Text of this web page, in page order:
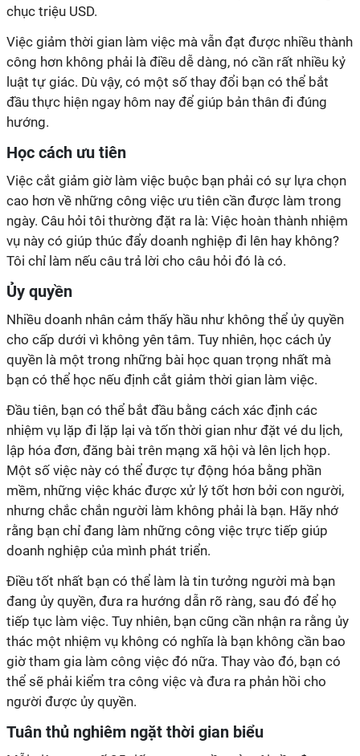
chục triệu USD.
Việc giảm thời gian làm việc mà vẫn đạt được nhiều thành
công hơn không phải là điều dễ dàng, nó cần rất nhiều kỷ
luật tự giác. Dù vậy, có một số thay đổi bạn có thể bắt
đầu thực hiện ngay hôm nay để giúp bản thân đi đúng
hướng.
Học cách ưu tiên
Việc cắt giảm giờ làm việc buộc bạn phải có sự lựa chọn
cao hơn về những công việc ưu tiên cần được làm trong
ngày. Câu hỏi tôi thường đặt ra là: Việc hoàn thành nhiệm
vụ này có giúp thúc đẩy doanh nghiệp đi lên hay không?
Tôi chỉ làm nếu câu trả lời cho câu hỏi đó là có.
Ủy quyền
Nhiều doanh nhân cảm thấy hầu như không thể ủy quyền
cho cấp dưới vì không yên tâm. Tuy nhiên, học cách ủy
quyền là một trong những bài học quan trọng nhất mà
bạn có thể học nếu định cắt giảm thời gian làm việc.
Đầu tiên, bạn có thể bắt đầu bằng cách xác định các
nhiệm vụ lặp đi lặp lại và tốn thời gian như đặt vé du lịch,
lập hóa đơn, đăng bài trên mạng xã hội và lên lịch họp.
Một số việc này có thể được tự động hóa bằng phần
mềm, những việc khác được xử lý tốt hơn bởi con người,
nhưng chắc chắn người làm không phải là bạn. Hãy nhớ
rằng bạn chỉ đang làm những công việc trực tiếp giúp
doanh nghiệp của mình phát triển.
Điều tốt nhất bạn có thể làm là tin tưởng người mà bạn
đang ủy quyền, đưa ra hướng dẫn rõ ràng, sau đó để họ
tiếp tục làm việc. Tuy nhiên, bạn cũng cần nhận ra rằng ủy
thác một nhiệm vụ không có nghĩa là bạn không cần bao
giờ tham gia làm công việc đó nữa. Thay vào đó, bạn có
thể sẽ phải kiểm tra công việc và đưa ra phản hồi cho
người được ủy quyền.
Tuân thủ nghiêm ngặt thời gian biểu